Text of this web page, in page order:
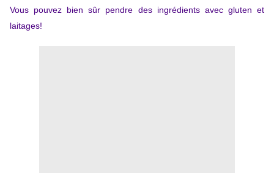
Vous pouvez bien sûr pendre des ingrédients avec gluten et
laitages!